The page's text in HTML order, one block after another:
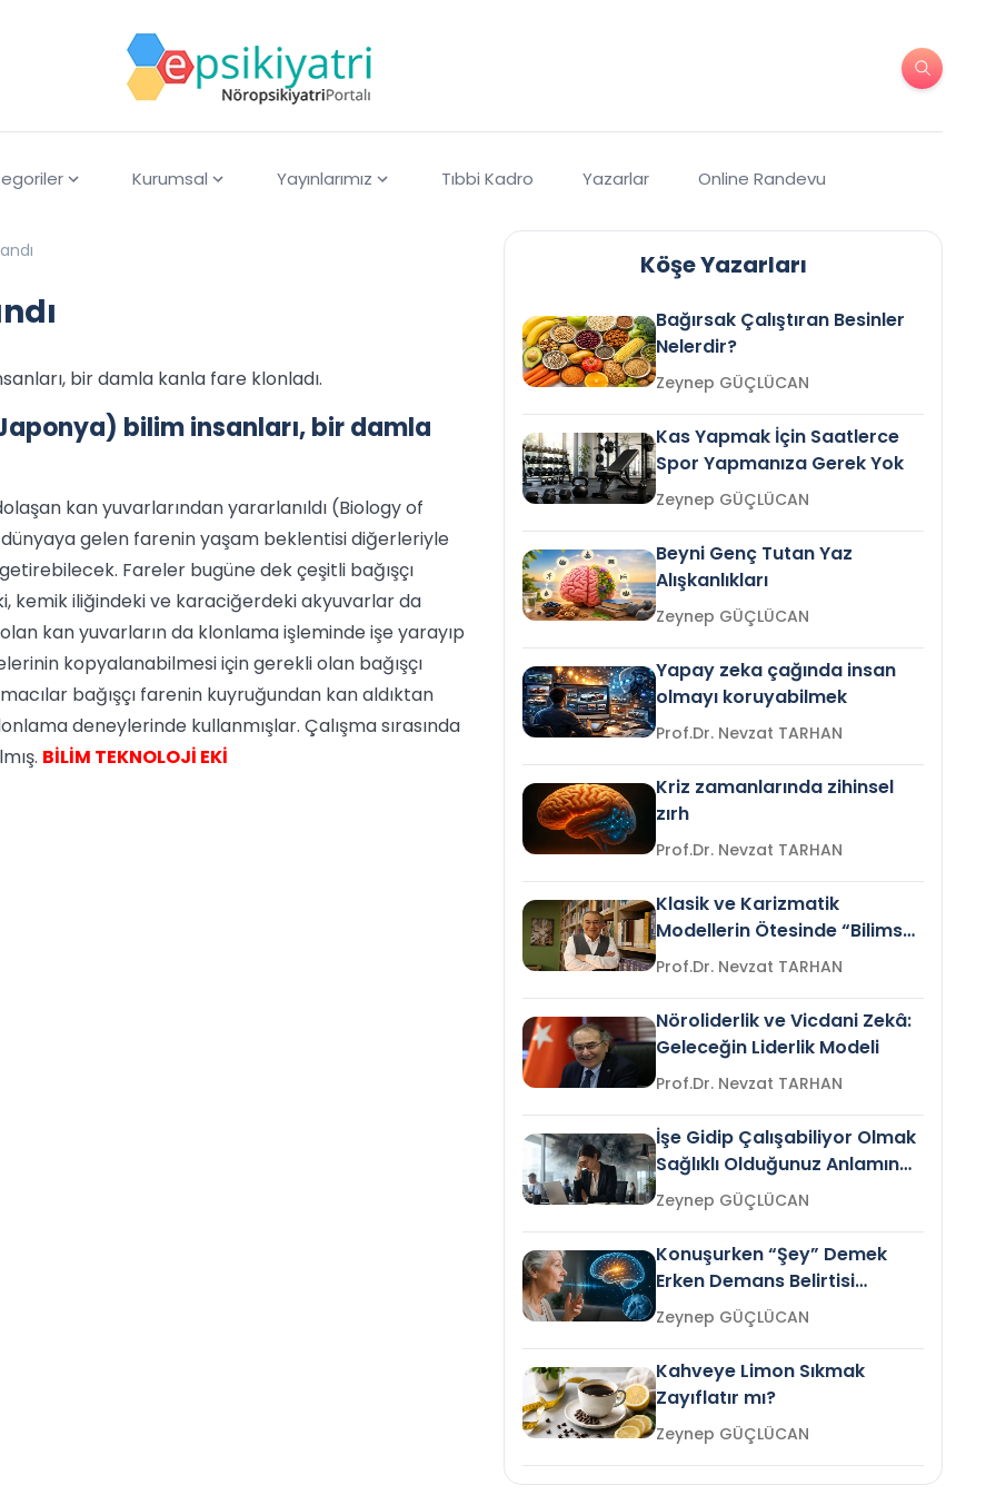
Kurumsal Yayınlarımız Tıbbi Kadro Yazarlar Online Randevu
bir damla kanla fare klonladı.
bilim insanları, bir damla
kan yuvarlarından yararlanıldı (Biology of
gelen farenin yaşam beklentisi diğerleriyle
Fareler bugüne dek çeşitli bağışçı
kemik iliğindeki ve karaciğerdeki akyuvarlar da
kan yuvarların da klonlama işleminde işe yarayıp
kopyalanabilmesi için gerekli olan bağışçı
bağışçı farenin kuyruğundan kan aldıktan
deneylerinde kullanmışlar. Çalışma sırasında
BİLİM TEKNOLOJİ EKİ
Köşe Yazarları
Bağırsak Çalıştıran Besinler
Nelerdir?
Zeynep GÜÇLÜCAN
Kas Yapmak İçin Saatlerce
Spor Yapmanıza Gerek Yok
Zeynep GÜÇLÜCAN
Beyni Genç Tutan Yaz
Alışkanlıkları
Zeynep GÜÇLÜCAN
Yapay zeka çağında insan
olmayı koruyabilmek
Prof.Dr. Nevzat TARHAN
Kriz zamanlarında zihinsel
zırh
Prof.Dr. Nevzat TARHAN
Klasik ve Karizmatik
Modellerin Ötesinde “Bilimsel
Liderlik”
Prof.Dr. Nevzat TARHAN
Nöroliderlik ve Vicdani Zekâ:
Geleceğin Liderlik Modeli
Prof.Dr. Nevzat TARHAN
İşe Gidip Çalışabiliyor Olmak
Sağlıklı Olduğunuz Anlamına
Gelir mi?Zeynep GÜÇLÜCAN
Konuşurken “Şey” Demek
Erken Demans Belirtisi
Olabilir mi?Zeynep GÜÇLÜCAN
Kahveye Limon Sıkmak
Zayıflatır mı?
Zeynep GÜÇLÜCAN